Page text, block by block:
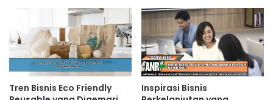
Tren Bisnis Eco Friendly
Inspirasi Bisnis